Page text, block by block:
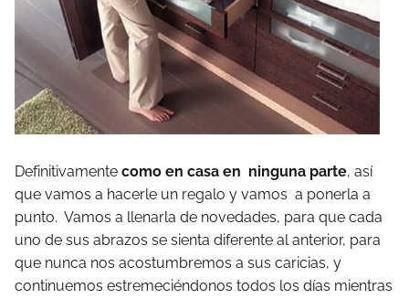
Definitivamente como en casa en ninguna parte, así
que vamos a hacerle un regalo y vamos a ponerla a
punto. Vamos a llenarla de novedades, para que cada
uno de sus abrazos se sienta diferente al anterior, para
que nunca nos acostumbremos a sus caricias, y
continuemos estremeciéndonos todos los días mientras